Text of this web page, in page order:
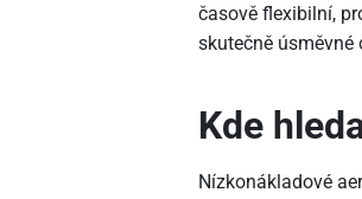
časově flexibilní,
skutečně úsměvné
Kde
Nízkonákladové